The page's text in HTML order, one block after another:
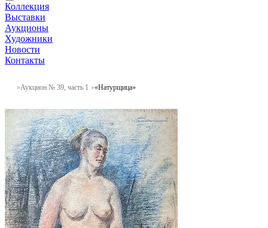
Коллекция
Выставки
Аукционы
Художники
Новости
Контакты
Аукцион № 39, часть 1 «Натурщица»